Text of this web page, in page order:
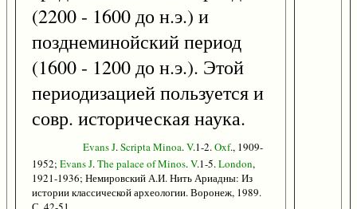
(2200 - 1600 до н.э.) и
позднеминойский период
(1600 - 1200 до н.э.). Этой
периодизацией пользуется и
совр. историческая наука.
EvansJ.ScriptaMinoa.V.1-2.Oxf., 1909-
1952; EvansJ.ThepalaceofMinos.V.1-5.London,
1921-1936; Немировский А.И. Нить Ариадны: Из
истории классической археологии. Воронеж, 1989.